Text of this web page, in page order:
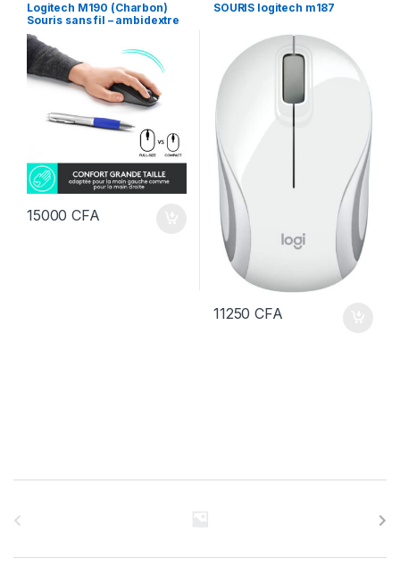
Logitech M190 (Charbon)
Souris sans fil – ambidextre
– capteur optique 1000 dpi –
3 boutons
15000CFA
SOURIS logitech m187
11250CFA